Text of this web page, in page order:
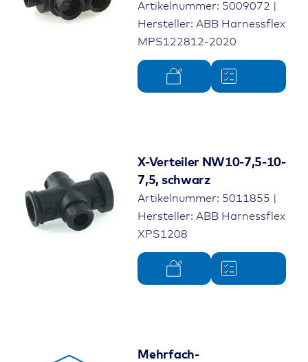
Artikelnummer: 5009072 |
Hersteller: ABB Harnessflex
MPS122812-2020
X-Verteiler NW10-7,5-10-
7,5, schwarz
Artikelnummer: 5011855 |
Hersteller: ABB Harnessflex
XPS1208
Mehrfach-